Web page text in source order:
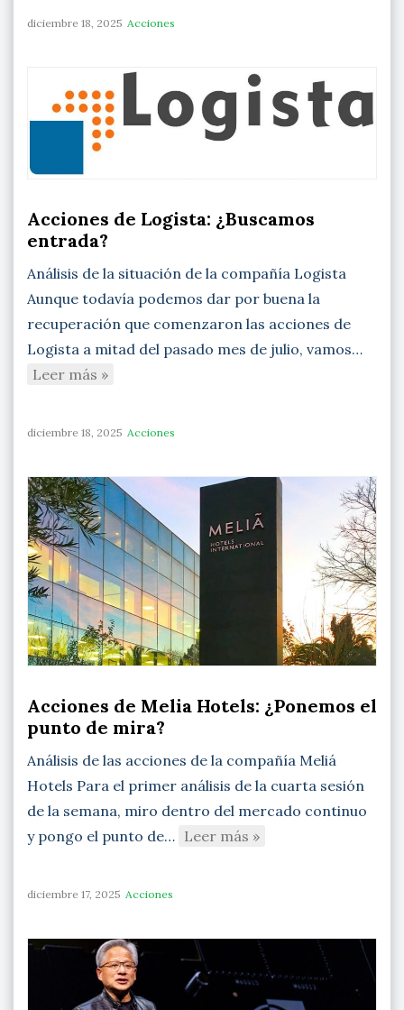
diciembre 18, 2025 Acciones
Acciones de Logista: ¿Buscamos
entrada?
Análisis de la situación de la compañía Logista
Aunque todavía podemos dar por buena la
recuperación que comenzaron las acciones de
Logista a mitad del pasado mes de julio, vamos…
Leer más »
diciembre 18, 2025 Acciones
Acciones de Melia Hotels: ¿Ponemos el
punto de mira?
Análisis de las acciones de la compañía Meliá
Hotels Para el primer análisis de la cuarta sesión
de la semana, miro dentro del mercado continuo
y pongo el punto de… Leer más »
diciembre 17, 2025 Acciones